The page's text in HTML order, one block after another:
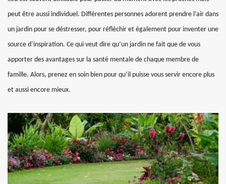
peut être aussi individuel. Différentes personnes adorent prendre l’air dans
un jardin pour se déstresser, pour réfléchir et également pour inventer une
source d’inspiration. Ce qui veut dire qu’un jardin ne fait que de vous
apporter des avantages sur la santé mentale de chaque membre de
famille. Alors, prenez en soin bien pour qu’il puisse vous servir encore plus
et aussi encore mieux.